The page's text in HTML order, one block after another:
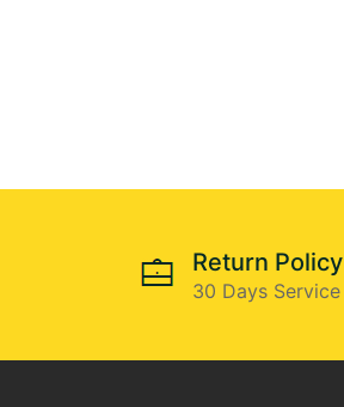
Return Policy
30 Days Service